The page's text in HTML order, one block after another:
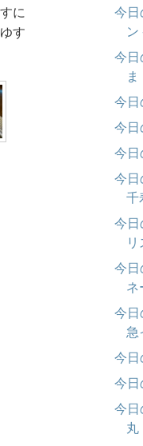
に
す
今日
ン
今日
ま
今日
今日
今日
今日
千
今日
今日
ネ
今日
急
今日
今日
今日
丸